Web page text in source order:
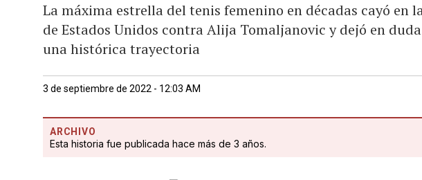
La máxima estrella del tenis femenino en décadas cayó en
de Estados Unidos contra Alija Tomaljanovic y dejó en
una histórica trayectoria
3 de septiembre de 2022 - 12:03 AM
ARCHIVO
Esta historia fue publicada hace más de 3 años.